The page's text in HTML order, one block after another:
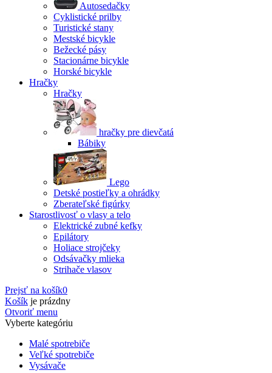
Autosedačky
Cyklistické prilby
Turistické stany
Mestské bicykle
Bežecké pásy
Stacionárne bicykle
Horské bicykle
Hračky
Hračky
hračky pre dievčatá
Bábiky
Lego
Detské postieľky a ohrádky
Zberateľské figúrky
Starostlivosť o vlasy a telo
Elektrické zubné kefky
Epilátory
Holiace strojčeky
Odsávačky mlieka
Strihače vlasov
Prejsť na košík0
Košík je prázdny
Otvoriť menu
Vyberte kategóriu
Malé spotrebiče
Veľké spotrebiče
Vysávače